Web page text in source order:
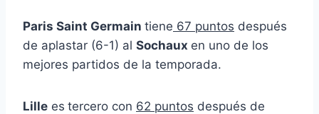
Paris Saint Germain tiene 67 puntos después
de aplastar (6-1) al Sochaux en uno de los
mejores partidos de la temporada.
Lille es tercero con 62 puntos después de